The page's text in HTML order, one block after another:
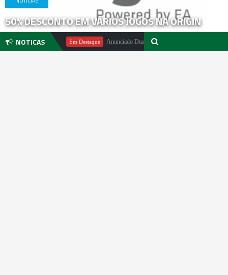
50% DESCONTO EM VÁRIOS JOGOS NA ORIGIN
NOTICAS
Pachter Em Destaque Anunciado DualSense The Last of Us Limited Edition